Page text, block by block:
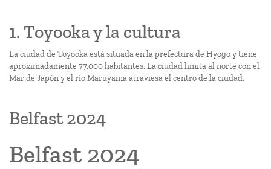
1. Toyooka y la cultura
La ciudad de Toyooka está situada en la prefectura de Hyogo y tiene
aproximadamente 77.000 habitantes. La ciudad limita al norte con el
Mar de Japón y el río Maruyama atraviesa el centro de la ciudad.
Belfast 2024
Belfast 2024